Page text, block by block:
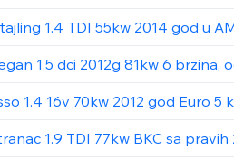
1.4 TDI 55kw 2014 god u
1.5 dci 2012g 81kw 6 brzina,
1.4 16v 70kw 2012 god Euro 5
1.9 TDI 77kw BKC sa